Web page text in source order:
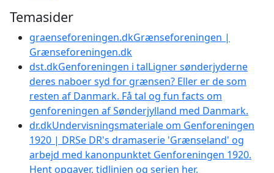
Temasider
graenseforeningen.dkGrænseforeningen |
Grænseforeningen.dk
dst.dkGenforeningen i talLigner sønderjyderne
deres naboer syd for grænsen? Eller er de som
resten af Danmark. Få tal og fun facts om
genforeningen af Sønderjylland med Danmark.
dr.dkUndervisningsmateriale om Genforeningen
1920 | DRSe DR's dramaserie 'Grænseland' og
arbejd med kanonpunktet Genforeningen 1920.
Hent opgaver, tidlinjen og serien her.